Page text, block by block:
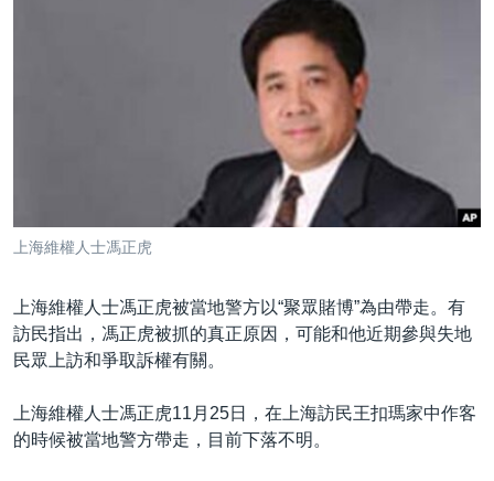
索
每日視頻新聞
VOA 60秒 (國際)
視頻存檔
音頻
時事經緯
海外港人
國語
關注我們
上海維權人士馮正虎
上海維權人士馮正虎被當地警方以“聚眾賭博”為由帶走。有
訪民指出，馮正虎被抓的真正原因，可能和他近期參與失地
民眾上訪和爭取訴權有關。
上海維權人士馮正虎11月25日，在上海訪民王扣瑪家中作客
的時候被當地警方帶走，目前下落不明。